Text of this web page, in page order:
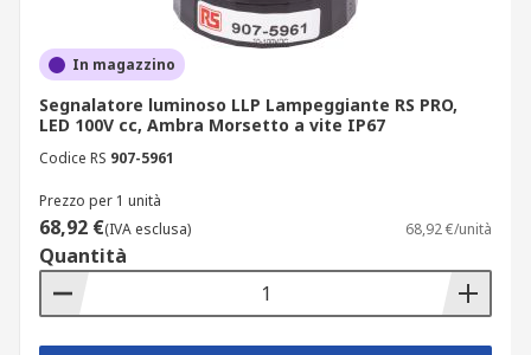
In magazzino
Segnalatore luminoso LLP Lampeggiante RS PRO,
LED 100V cc, Ambra Morsetto a vite IP67
Codice RS 907-5961
Prezzo per 1 unità
68,92 €(IVA esclusa) 68,92 €/unità
Quantità